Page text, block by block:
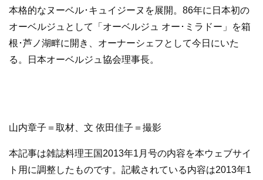
本格的なヌーベル･キュイジーヌを展開。86年に日本初の
オーベルジュとして「オーベルジュ オー･ミラドー」を箱
根･芦ノ湖畔に開き、オーナーシェフとして今日にいた
る。日本オーベルジュ協会理事長。
山内章子＝取材、文 依田佳子＝撮影
本記事は雑誌料理王国2013年1月号の内容を本ウェブサイ
ト用に調整したものです。記載されている内容は2013年1